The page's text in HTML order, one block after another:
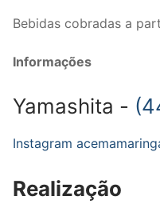
Bebidas cobradas a
Informações
Yamashita -
Instagram
Realização